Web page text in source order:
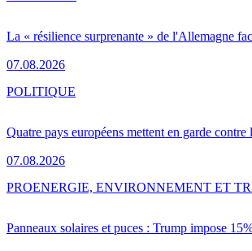
La « résilience surprenante » de l'Allemagne
07.08.2026
Quatre pays européens mettent en garde
07.08.2026
POLITIQUE
Panneaux solaires et puces : Trump impose
PROENERGIE, ENVIRONNEMENT ET